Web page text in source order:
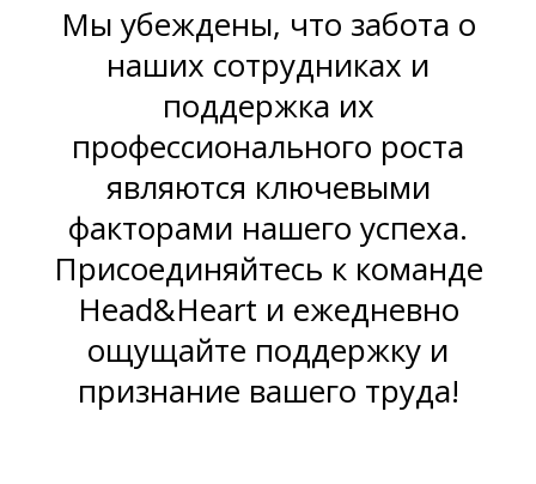
Мы убеждены, что забота о
наших сотрудниках и
поддержка их
профессионального роста
являются ключевыми
факторами нашего успеха.
Присоединяйтесь к команде
Head&Heart и ежедневно
ощущайте поддержку и
признание вашего труда!